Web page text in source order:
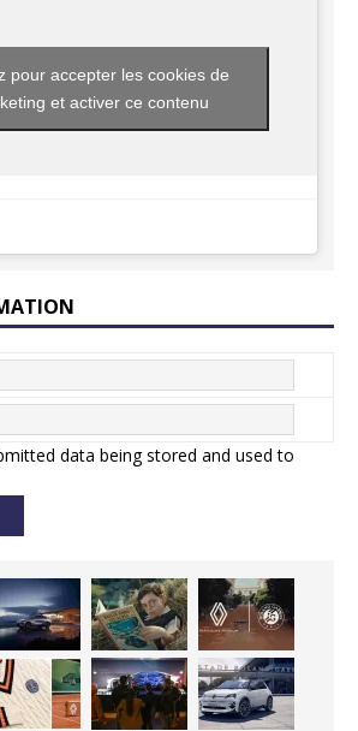
pour accepter les cookies de
et activer ce contenu
data being stored and used to